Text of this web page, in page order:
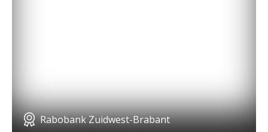
Rabobank Zuidwest-Brabant